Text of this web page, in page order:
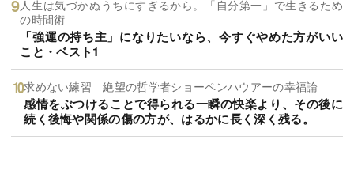
人生は気づかぬうちにすぎるから。「自分第一」で生きるため
の時間術
「強運の持ち主」になりたいなら、今すぐやめた方がいい
こと・ベスト1
求めない練習 絶望の哲学者ショーペンハウアーの幸福論
感情をぶつけることで得られる一瞬の快楽より、その後に
続く後悔や関係の傷の方が、はるかに長く深く残る。